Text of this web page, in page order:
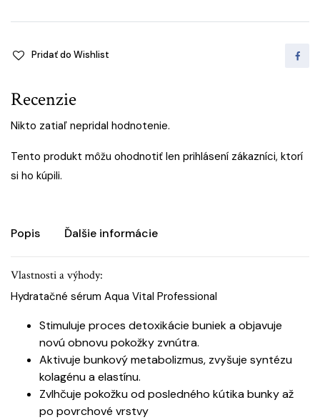
Pridať do Wishlist
Recenzie
Nikto zatiaľ nepridal hodnotenie.
Tento produkt môžu ohodnotiť len prihlásení zákazníci, ktorí
si ho kúpili.
Popis Ďalšie informácie
Vlastnosti a výhody:
Hydratačné sérum Aqua Vital Professional
Stimuluje proces detoxikácie buniek a objavuje
novú obnovu pokožky zvnútra.
Aktivuje bunkový metabolizmus, zvyšuje syntézu
kolagénu a elastínu.
Zvlhčuje pokožku od posledného kútika bunky až
po povrchové vrstvy